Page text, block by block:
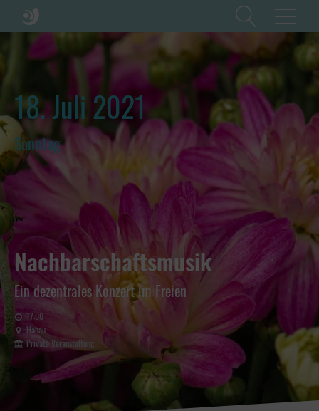
18. Juli 2021
Sonntag
Nachbarschaftsmusik
Ein dezentrales Konzert im Freien
17:00
Hanau
Private Veranstaltung